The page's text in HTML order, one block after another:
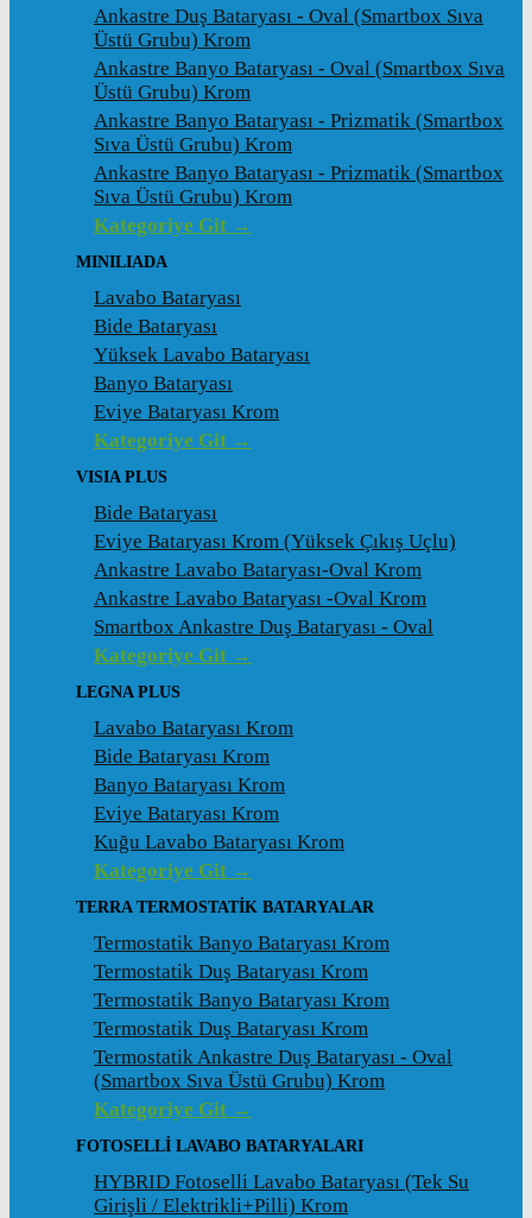
Ankastre Duş Bataryası - Oval (Smartbox Sıva
Üstü Grubu) Krom
Ankastre Banyo Bataryası - Oval (Smartbox Sıva
Üstü Grubu) Krom
Ankastre Banyo Bataryası - Prizmatik (Smartbox
Sıva Üstü Grubu) Krom
Ankastre Banyo Bataryası - Prizmatik (Smartbox
Sıva Üstü Grubu) Krom
Kategoriye Git →
MINILIADA
Lavabo Bataryası
Bide Bataryası
Yüksek Lavabo Bataryası
Banyo Bataryası
Eviye Bataryası Krom
Kategoriye Git →
VISIA PLUS
Bide Bataryası
Eviye Bataryası Krom (Yüksek Çıkış Uçlu)
Ankastre Lavabo Bataryası-Oval Krom
Ankastre Lavabo Bataryası -Oval Krom
Smartbox Ankastre Duş Bataryası - Oval
Kategoriye Git →
LEGNA PLUS
Lavabo Bataryası Krom
Bide Bataryası Krom
Banyo Bataryası Krom
Eviye Bataryası Krom
Kuğu Lavabo Bataryası Krom
Kategoriye Git →
TERRA TERMOSTATİK BATARYALAR
Termostatik Banyo Bataryası Krom
Termostatik Duş Bataryası Krom
Termostatik Banyo Bataryası Krom
Termostatik Duş Bataryası Krom
Termostatik Ankastre Duş Bataryası - Oval
(Smartbox Sıva Üstü Grubu) Krom
Kategoriye Git →
FOTOSELLİ LAVABO BATARYALARI
HYBRID Fotoselli Lavabo Bataryası (Tek Su
Girişli / Elektrikli+Pilli) Krom